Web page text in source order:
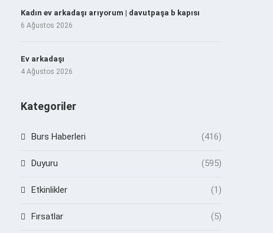
Kadın ev arkadaşı arıyorum | davutpaşa b kapısı
6 Ağustos 2026
Ev arkadaşı
4 Ağustos 2026
Kategoriler
Burs Haberleri (416)
Duyuru (595)
Etkinlikler (1)
Fırsatlar (5)